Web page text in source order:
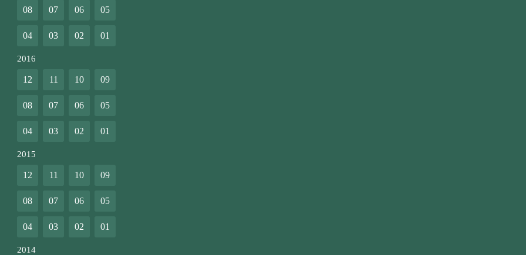
08 07 06 05
04 03 02 01
2016
12 11 10 09
08 07 06 05
04 03 02 01
2015
12 11 10 09
08 07 06 05
04 03 02 01
2014